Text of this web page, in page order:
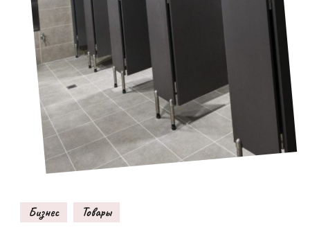
Бизнес Товары